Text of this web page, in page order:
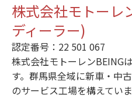
株式会社モトーレ
ディーラー)
認定番号：22 501 067
株式会社モトーレンBEING
す。群馬県全域に新車・中
のサービス工場を構えてい